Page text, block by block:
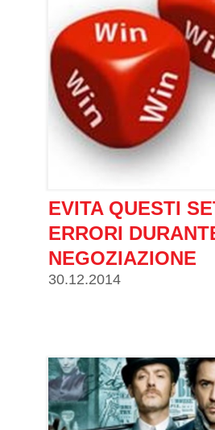
EVITA QUESTI
ERRORI
NEGOZIAZIONE
30.12.2014